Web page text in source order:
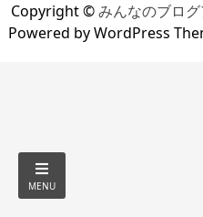
Copyright ©みんなのブロ
Powered by WordPress
MENU